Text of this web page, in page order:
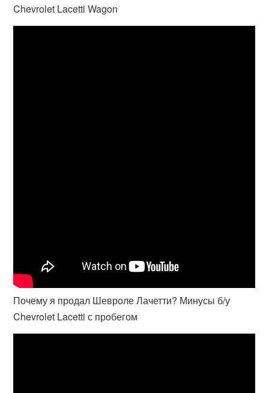
Chevrolet Lacetti Wagon
Почему я продал Шевроле Лачетти? Минусы б/у
Chevrolet Lacetti с пробегом